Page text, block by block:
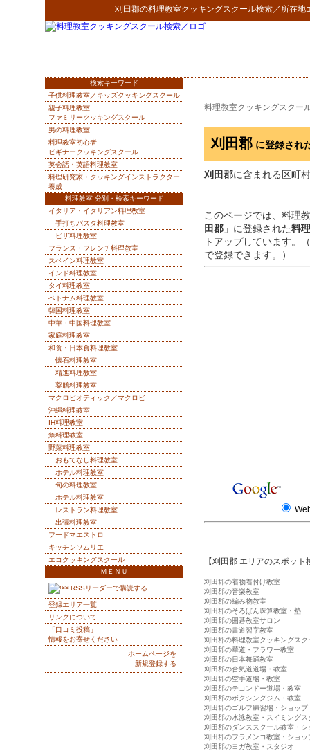
刈田郡の料理教室クッキングスクール検索／所在地
料理教室クッキングスクー
刈田郡 に登録され
刈田郡に含まれる区町
このページでは、料理
田郡 」に登録された料
トアップしています。
で登録できます。）
【刈田郡 エリアのスポット
刈田郡の着物着付け教室
刈田郡の音楽教室
刈田郡の編み物教室
刈田郡のそろばん珠算教室・塾
刈田郡の囲碁教室サロン
刈田郡の書道習字教室
刈田郡の料理教室クッキングスク
刈田郡の華道・フラワー教室
刈田郡の日本舞踊教室
刈田郡の合気道道場・教室
刈田郡の空手道場・教室
刈田郡のテコンドー道場・教室
刈田郡のボクシングジム・教室
刈田郡のゴルフ練習場・ショップ
刈田郡の水泳教室・スイミングス
刈田郡のダンススクール教室・シ
刈田郡のフラメンコ教室・ショッ
刈田郡のヨガ教室・スタジオ
検索キーワード
子供料理教室／キッズクッキングスクール
親子料理教室
ファミリークッキングスクール
男の料理教室
料理教室初心者
ビギナークッキングスクール
英会話・英語料理教室
料理研究家・クッキングインストラクター
養成
料理教室 分別・検索キーワード
イタリア・イタリアン料理教室
手打ちパスタ料理教室
ピザ料理教室
フランス・フレンチ料理教室
スペイン料理教室
インド料理教室
タイ料理教室
ベトナム料理教室
韓国料理教室
中華・中国料理教室
家庭料理教室
和食・日本食料理教室
懐石料理教室
精進料理教室
薬膳料理教室
マクロビオティック／マクロビ
沖縄料理教室
IH料理教室
魚料理教室
野菜料理教室
おもてなし料理教室
ホテル料理教室
旬の料理教室
ホテル料理教室
レストラン料理教室
出張料理教室
フードマエストロ
キッチンソムリエ
エコクッキングスクール
ＭＥＮＵ
RSSリーダーで購読する
登録エリア一覧
リンクについて
「口コミ投稿」
情報をお寄せください
ホームページを
新規登録する